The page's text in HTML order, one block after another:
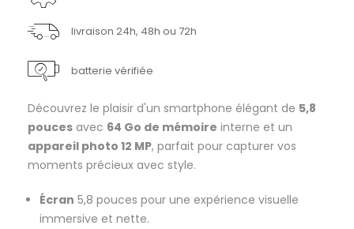
livraison 24h, 48h ou 72h
batterie vérifiée
Découvrez le plaisir d'un smartphone élégant de 5,8
pouces avec 64 Go de mémoire interne et un
appareil photo 12 MP, parfait pour capturer vos
moments précieux avec style.
Écran 5,8 pouces pour une expérience visuelle
immersive et nette.